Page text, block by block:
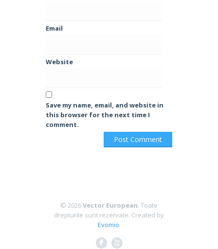
Email
Website
Save my name, email, and website in
this browser for the next time I
comment.
© 2026Vector European. Toate
drepturile sunt rezervate. Created by
Evomio.
F X